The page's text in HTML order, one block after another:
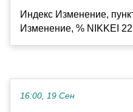
Индекс Изменение,
Изменение, % NIKKEI
16:00, 19 Сен